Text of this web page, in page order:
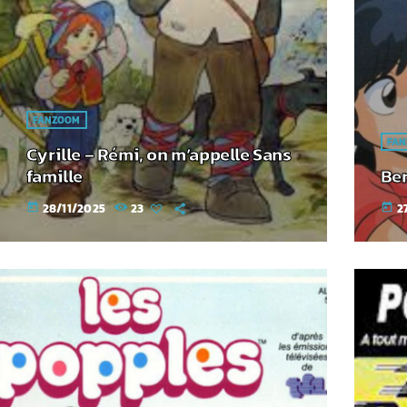
FANZOOM
Cyrille – Rémi, on m’appelle Sans
famille
today 28/11/2025 23 today